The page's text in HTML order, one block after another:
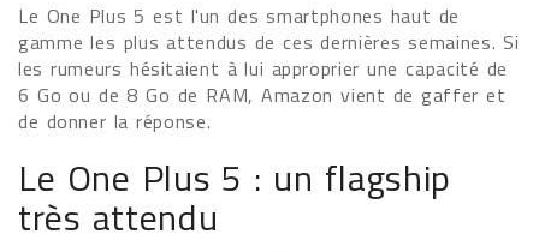
Le One Plus 5 est l'un des smartphones haut de
gamme les plus attendus de ces dernières semaines. Si
les rumeurs hésitaient à lui approprier une capacité de
6 Go ou de 8 Go de RAM, Amazon vient de gaffer et
de donner la réponse.
Le One Plus 5 : un flagship
très attendu